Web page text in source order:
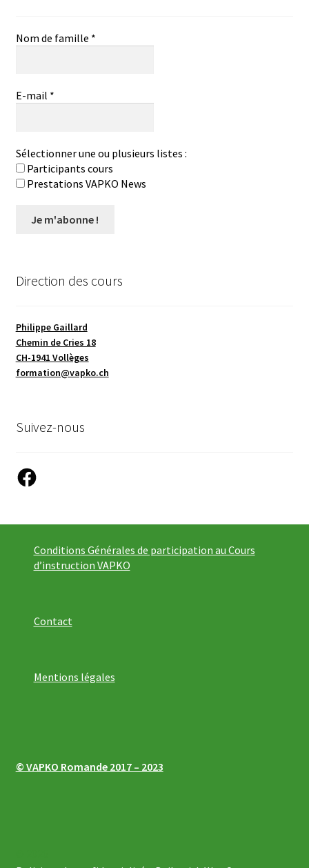
Nom de famille *
E-mail *
Sélectionner une ou plusieurs listes :
Participants cours
Prestations VAPKO News
Direction des cours
Philippe Gaillard
Chemin de Cries 18
CH-1941 Vollèges
formation@vapko.ch
Suivez-nous
Facebook
Conditions Générales de participation au Cours
d’instruction VAPKO
Contact
Mentions légales
© VAPKO Romande 2017 – 2023